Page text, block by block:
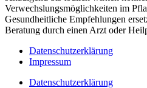
Verwechslungsmöglichkeiten im
Gesundheitliche Empfehlungen
Beratung durch einen Arzt oder
Datenschutzerklärung
Impressum
Datenschutzerklärung